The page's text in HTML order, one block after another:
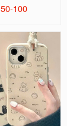
50-100